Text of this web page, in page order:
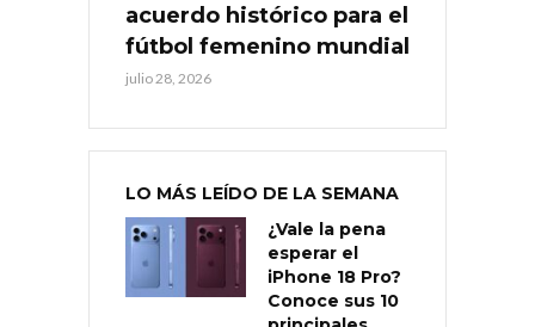
acuerdo histórico para el
fútbol femenino mundial
julio 28, 2026
LO MÁS LEÍDO DE LA SEMANA
¿Vale la pena
esperar el
iPhone 18 Pro?
Conoce sus 10